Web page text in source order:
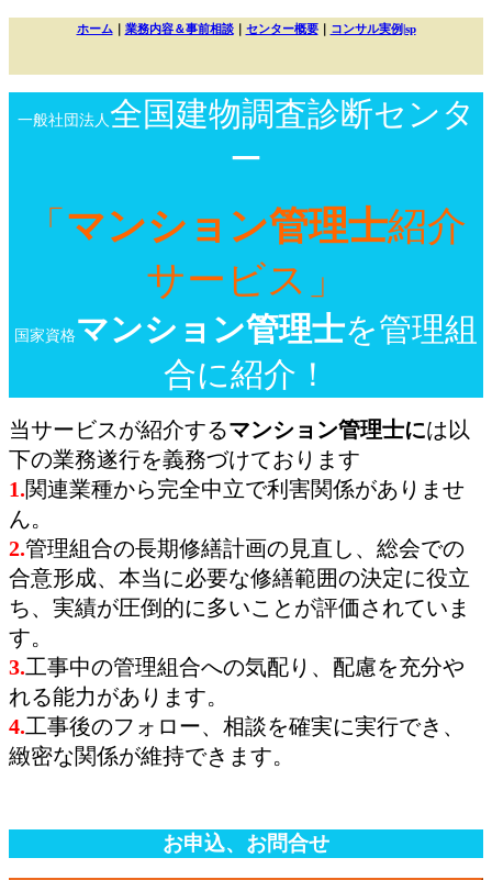
ホーム ｜ 業務内容＆事前相談｜ センター概要｜ コンサル実例|sp
一般社団法人 全国建物調査診断センタ
ー
「 マンション管理士紹介
サービス」
国家資格マンション管理士を管理組
合に紹介！
当サービスが紹介するマンション管理士には以
下の業務遂行を義務づけております
1.関連業種から完全中立で利害関係がありませ
ん。
2.管理組合の長期修繕計画の見直し、総会での
合意形成、本当に必要な修繕範囲の決定に役立
ち、実績が圧倒的に多いことが評価されていま
す。
3.工事中の管理組合への気配り、配慮を充分や
れる能力があります。
4.工事後のフォロー、相談を確実に実行でき、
緻密な関係が維持できます。
お申込、お問合せ